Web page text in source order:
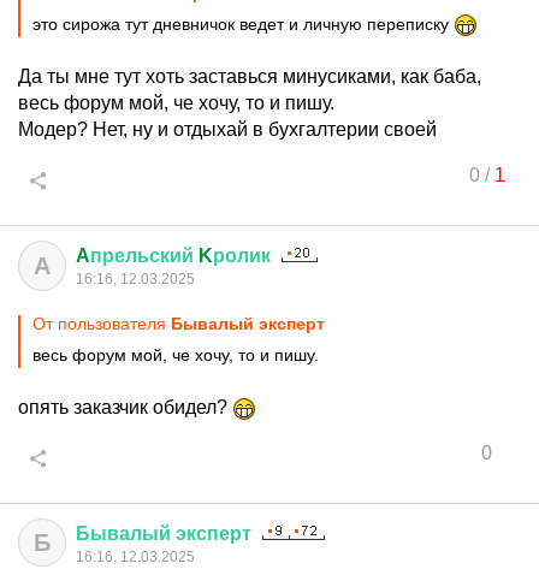
это сирожа тут дневничок ведет и личную переписку
Да ты мне тут хоть заставься минусиками, как баба,
весь форум мой, че хочу, то и пишу.
Модер? Нет, ну и отдыхай в бухгалтерии своей
0/ 1
A Aпрельский Kролик
16:16, 12.03.2025
От пользователя Бывалый эксперт
весь форум мой, че хочу, то и пишу.
опять заказчик обидел?
0
Б Бывалый эксперт
16:16, 12.03.2025